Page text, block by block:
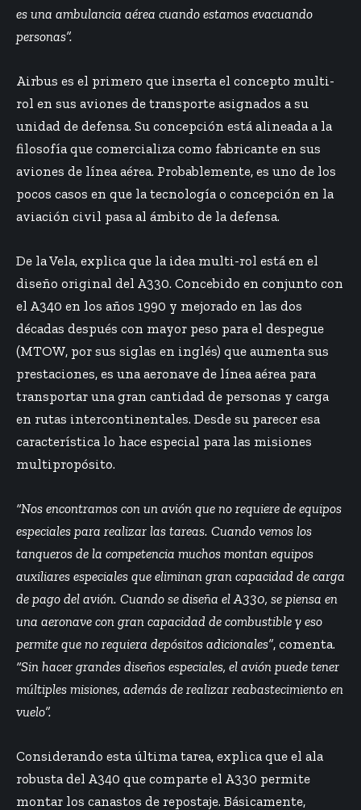
es una ambulancia aérea cuando estamos evacuando
personas”.
Airbus es el primero que inserta el concepto multi-
rol en sus aviones de transporte asignados a su
unidad de defensa. Su concepción está alineada a la
filosofía que comercializa como fabricante en sus
aviones de línea aérea. Probablemente, es uno de los
pocos casos en que la tecnología o concepción en la
aviación civil pasa al ámbito de la defensa.
De la Vela, explica que la idea multi-rol está en el
diseño original del A330. Concebido en conjunto con
el A340 en los años 1990 y mejorado en las dos
décadas después con mayor peso para el despegue
(MTOW, por sus siglas en inglés) que aumenta sus
prestaciones, es una aeronave de línea aérea para
transportar una gran cantidad de personas y carga
en rutas intercontinentales. Desde su parecer esa
característica lo hace especial para las misiones
multipropósito.
“Nos encontramos con un avión que no requiere de equipos
especiales para realizar las tareas. Cuando vemos los
tanqueros de la competencia muchos montan equipos
auxiliares especiales que eliminan gran capacidad de carga
de pago del avión. Cuando se diseña el A330, se piensa en
una aeronave con gran capacidad de combustible y eso
permite que no requiera depósitos adicionales”, comenta.
“Sin hacer grandes diseños especiales, el avión puede tener
múltiples misiones, además de realizar reabastecimiento en
vuelo”.
Considerando esta última tarea, explica que el ala
robusta del A340 que comparte el A330 permite
montar los canastos de repostaje. Básicamente,